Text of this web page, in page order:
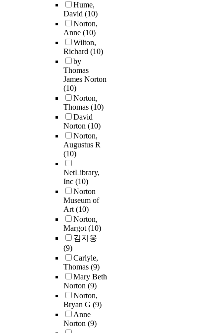
Hume,
David (10)
Norton,
Anne (10)
Wilton,
Richard (10)
by
Thomas
James Norton
(10)
Norton,
Thomas (10)
David
Norton (10)
Norton,
Augustus R
(10)
NetLibrary,
Inc (10)
Norton
Museum of
Art(10)
Norton,
Margot(10)
김지웅
(9)
Carlyle,
Thomas (9)
Mary Beth
Norton (9)
Norton,
Bryan G (9)
Anne
Norton (9)